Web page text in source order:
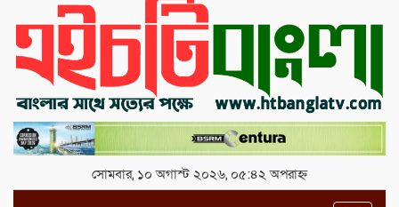
সোমবার, ১০ অগাস্ট ২০২৬, ০৫:৪২ অপরাহ্ন